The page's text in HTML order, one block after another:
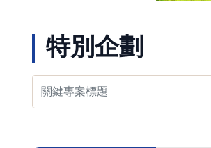
特別企劃